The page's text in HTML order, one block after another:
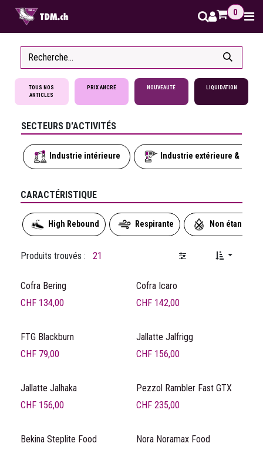
0
TOUS NOS
ARTICLES
PRIX ANCRÉ NOUVEAUTÉ LIQUIDATION
SECTEURS D'ACTIVITÉS
Industrie intérieure Industrie extérieure &
CARACTÉRISTIQUE
High Rebound Respirante Non étanche
Produits trouvés : 21
Cofra Bering
CHF 134,00
Cofra Icaro
CHF 142,00
FTG Blackburn
CHF 79,00
Jallatte Jalfrigg
CHF 156,00
Jallatte Jalhaka
CHF 156,00
Pezzol Rambler Fast GTX
CHF 235,00
Bekina Steplite Food
Nora Noramax Food